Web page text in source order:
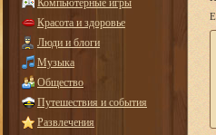
Компьютерные игры
Красота и здоровье
Люди и блоги
Музыка
Общество
Путешествия и события
Развлечения